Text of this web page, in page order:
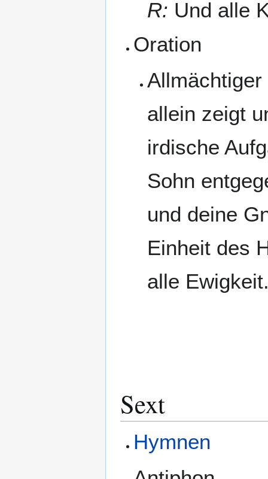
R: Und alle
Oration
allein zeigt
irdische
Sohn
und deine
Einheit des
alle
Sext
Hymnen